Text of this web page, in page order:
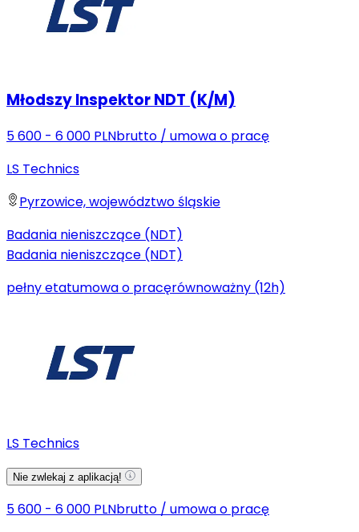
Młodszy Inspektor NDT (K/M)
5 600 - 6 000 PLNbrutto / umowa o pracę
LS Technics
Pyrzowice, województwo śląskie
Badania nieniszczące (NDT)
Badania nieniszczące (NDT)
pełny etatumowa o pracęrównoważny (12h)
LS Technics
Nie zwlekaj z aplikacją!
5 600 - 6 000 PLNbrutto / umowa o pracę